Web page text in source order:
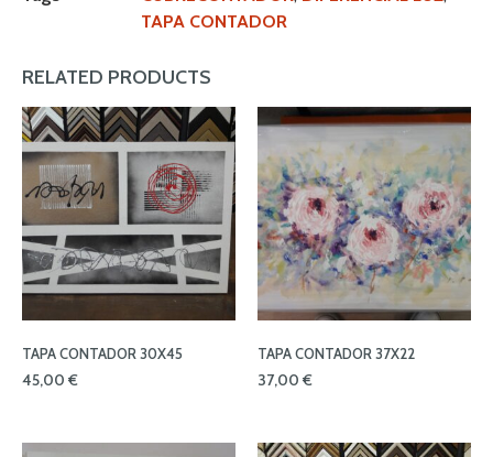
TAPA CONTADOR
RELATED PRODUCTS
TAPA CONTADOR 30X45
45,00 €
TAPA CONTADOR 37X22
37,00 €